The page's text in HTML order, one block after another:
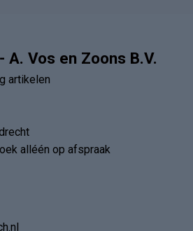
A. Vos en Zoons B.V.
artikelen
alléén op afspraak